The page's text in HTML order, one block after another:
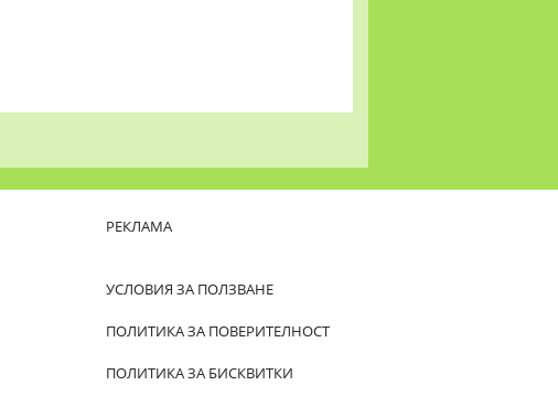
РЕКЛАМА
УСЛОВИЯ ЗА ПОЛЗВАНЕ
ПОЛИТИКА ЗА ПОВЕРИТЕЛНОСТ
ПОЛИТИКА ЗА БИСКВИТКИ